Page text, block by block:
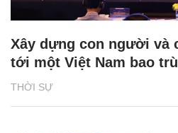
THỜI SỰ
Xây dựng con người và
tới một Việt Nam bao